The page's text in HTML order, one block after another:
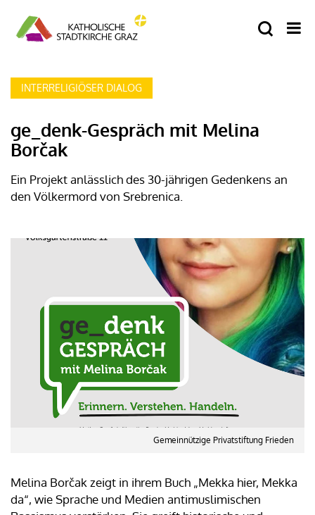
INTERRELIGIÖSER DIALOG
ge_denk-Gespräch mit Melina
Borčak
Ein Projekt anlässlich des 30-jährigen Gedenkens an
den Völkermord von Srebrenica.
Gemeinnützige Privatstiftung Frieden
Melina Borčak zeigt in ihrem Buch „Mekka hier, Mekka
da“, wie Sprache und Medien antimuslimischen